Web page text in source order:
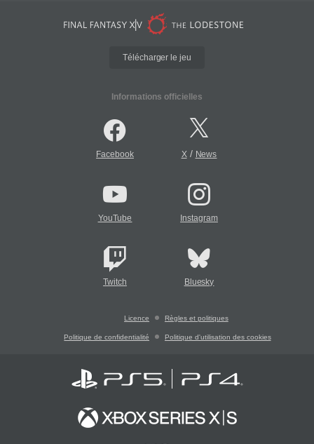
Télécharger le jeu
Informations officielles
Facebook X/ News
YouTube Instagram
Twitch Bluesky
Licence Règles et politiques
Politique de confidentialité Politique d'utilisation des cookies